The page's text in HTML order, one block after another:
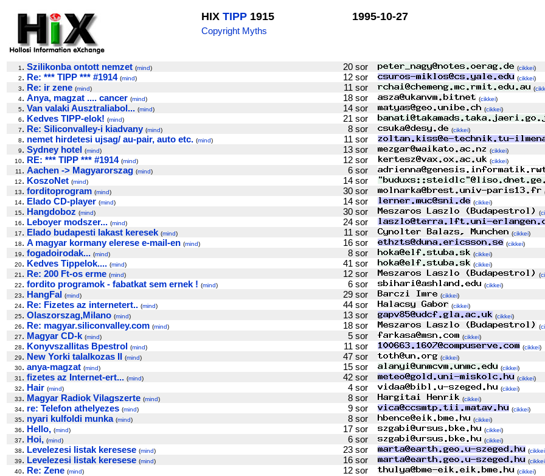
HIX TIPP 1915
Copyright Myths
1995-10-27
1 . Szilikonba ontott nemzet (mind) 20 sor (cikkei)
2. Re: *** TIPP *** #1914 (mind) 12 sor (cikkei)
3. Re: ir zene (mind) 11 sor (
4. Anya, magzat .... cancer (mind) 18 sor (cikkei)
5. Van valaki Ausztraliabol... (mind) 14 sor (cikkei)
6. Kedves TIPP-elok! (mind) 21 sor
7. Re: Siliconvalley-i kiadvany (mind) 8 sor (cikkei)
8. nemet hirdetesi ujsag/ au-pair, auto etc. (mind) 11 sor
9. Sydney hotel (mind) 13 sor (cikkei)
10. RE: *** TIPP *** #1914 (mind) 12 sor (cikkei)
11 . Aachen -> Magyarorszag (mind) 6 sor
12. KoszoNet (mind) 14 sor
13. forditoprogram (mind) 30 sor
14. Elado CD-player (mind) 14 sor (cikkei)
15. Hangdoboz (mind) 30 sor (
16. Leboyer modszer... (mind) 24 sor
17. Elado budapesti lakast keresek (mind) 11 sor (cikkei)
18. A magyar kormany elerese e-mail-en (mind) 16 sor (cikkei)
19. fogadoirodak... (mind) 8 sor (cikkei)
20. Kedves Tippelok.... (mind) 41 sor (cikkei)
21 . Re: 200 Ft-os erme (mind) 12 sor (
22. fordito programok - fabatkat sem ernek ! (mind) 6 sor (cikkei)
23. HangFal (mind) 29 sor (cikkei)
24. Re: Fizetes az internetert.. (mind) 44 sor (cikkei)
25. Olaszorszag,Milano (mind) 13 sor (cikkei)
26. Re: magyar.siliconvalley.com (mind) 18 sor (
27. Magyar CD-k (mind) 5 sor (cikkei)
28. Konyvszallitas Bpestrol (mind) 11 sor (cikkei)
29. New Yorki talalkozas II (mind) 47 sor (cikkei)
30. anya-magzat (mind) 15 sor (cikkei)
31 . fizetes az Internet-ert... (mind) 42 sor (cikkei)
32. Hair (mind) 4 sor (cikkei)
33. Magyar Radiok Vilagszerte (mind) 8 sor (cikkei)
34. re: Telefon athelyezes (mind) 9 sor (cikkei)
35. nyari kulfoldi munka (mind) 8 sor (cikkei)
36. Hello, (mind) 17 sor (cikkei)
37. Hoi, (mind) 6 sor (cikkei)
38. Levelezesi listak keresese (mind) 23 sor (cikkei
39. Levelezesi listak keresese (mind) 16 sor (cikkei
40. Re: Zene (mind) 12 sor (cikkei)